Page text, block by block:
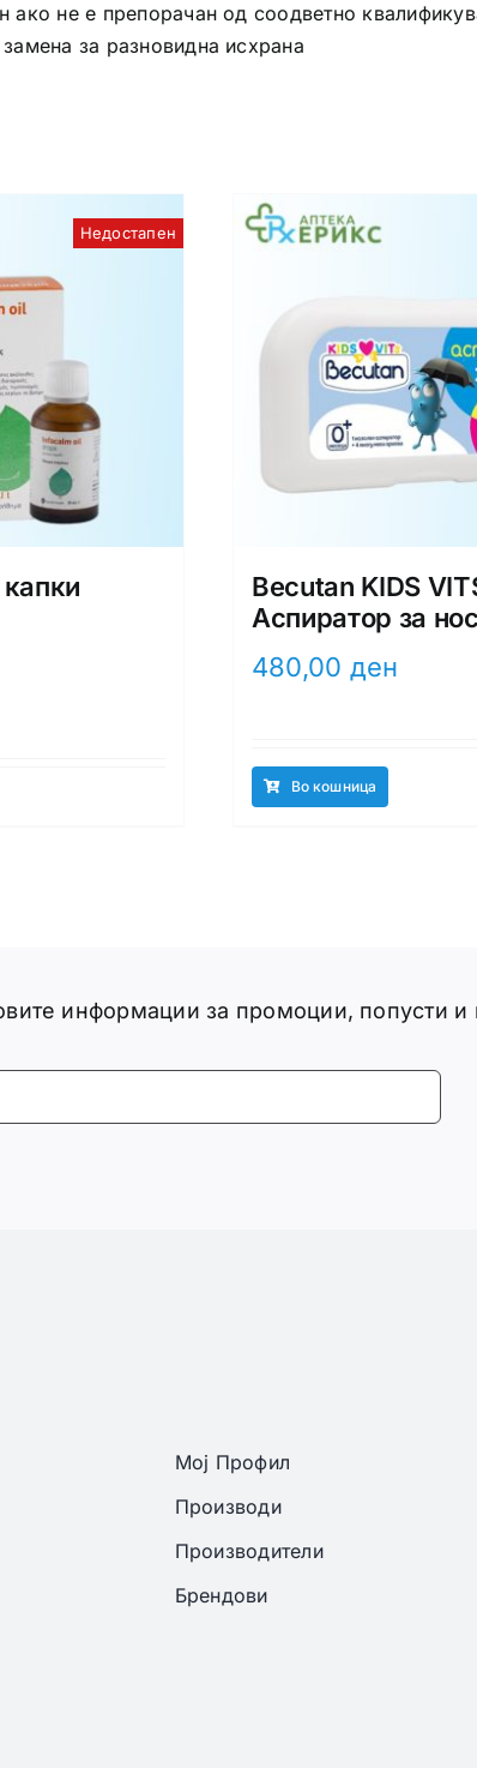
ако не е препорачан од соодветно
за разновидна исхрана
Недостапен
Becutan KIDS
Аспиратор за
480,00 ден
Во кошница
информации за промоции, попусти
Мој Профил
Производи
Производители
Брендови